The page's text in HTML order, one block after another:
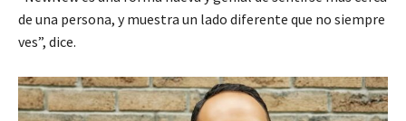
de una persona, y muestra un lado diferente que no siempre
ves”, dice.